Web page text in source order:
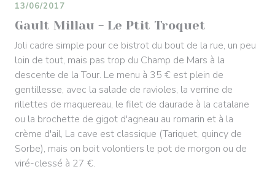
Gault Millau - Le Ptit Troquet
13/06/2017
Joli cadre simple pour ce bistrot du bout de la rue, un peu
loin de tout, mais pas trop du Champ de Mars à la
descente de la Tour. Le menu à 35 € est plein de
gentillesse, avec la salade de ravioles, la verrine de
rillettes de maquereau, le filet de daurade à la catalane
ou la brochette de gigot d'agneau au romarin et à la
crème d'ail, La cave est classique (Tariquet, quincy de
Sorbe), mais on boit volontiers le pot de morgon ou de
viré-clessé à 27 €.